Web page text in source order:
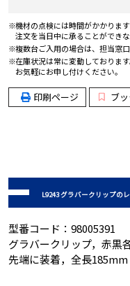
機材の点検には時間がかかりま
注文を当日中に承ることができな
複数台ご入用の場合は、担当窓
在庫状況は常に変動しておりま
お気軽にお申し付けください。
印刷ページ ブ
L9243 グラバークリップの
型番コード：98005391
グラバークリップ，赤黒
先端に装着，全長185mm